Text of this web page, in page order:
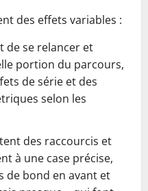
des effets variables :
de se relancer et
portion du parcours,
de série et des
selon les
des raccourcis et
à une case précise,
de bond en avant et